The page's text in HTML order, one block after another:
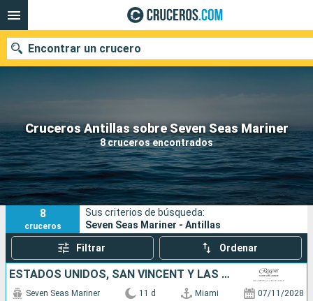
Cruceros Antillas sobre Seven Seas Mariner
8 cruceros encontrados
Encontrar un crucero
Nuestros destinos
Fecha de salida
Puertos Compañías
Buscar
8
cruceros
Sus criterios de búsqueda:
Seven Seas Mariner - Antillas
Filtrar Ordenar
ESTADOS UNIDOS, SAN VINCENT Y LAS GRANADINAS, SANTA LUCIA, DOMINICA, SAN MARTÍN
Seven Seas Mariner 11 d Miami 07/11/2028